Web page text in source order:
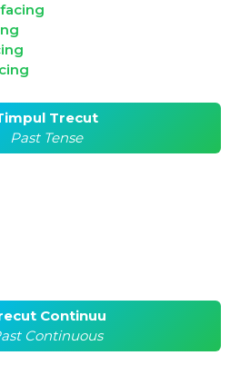
facing
Trecut
Past Tense
Continuu
Continuous